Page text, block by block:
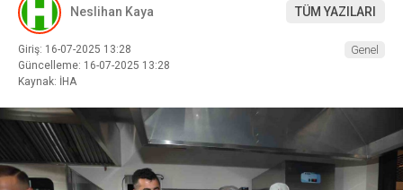
Neslihan Kaya TÜM YAZILARI
Giriş: 16-07-2025 13:28
Güncelleme: 16-07-2025 13:28
Kaynak: İHA
Genel